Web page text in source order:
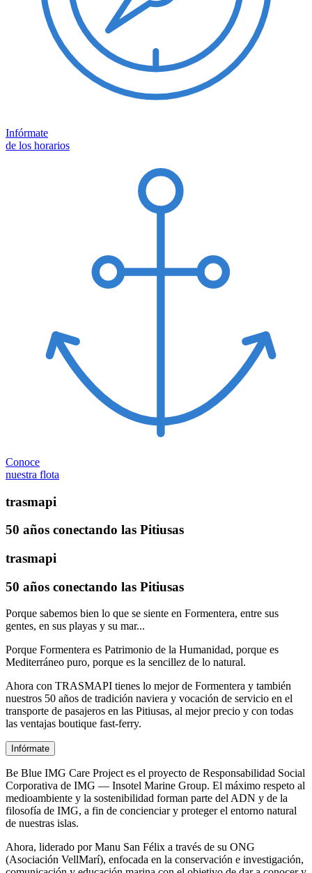
Infórmate
de los horarios
Conoce
nuestra flota
trasmapi
50 años conectando las Pitiusas
trasmapi
50 años conectando las Pitiusas
Porque sabemos bien lo que se siente en Formentera, entre sus
gentes, en sus playas y su mar...
Porque Formentera es Patrimonio de la Humanidad, porque es
Mediterráneo puro, porque es la sencillez de lo natural.
Ahora con TRASMAPI tienes lo mejor de Formentera y también
nuestros 50 años de tradición naviera y vocación de servicio en el
transporte de pasajeros en las Pitiusas, al mejor precio y con todas
las ventajas boutique fast-ferry.
Infórmate
Be Blue IMG Care Project es el proyecto de Responsabilidad Social
Corporativa de IMG — Insotel Marine Group. El máximo respeto al
medioambiente y la sostenibilidad forman parte del ADN y de la
filosofía de IMG, a fin de concienciar y proteger el entorno natural
de nuestras islas.
Ahora, liderado por Manu San Félix a través de su ONG
(Asociación VellMarí), enfocada en la conservación e investigación,